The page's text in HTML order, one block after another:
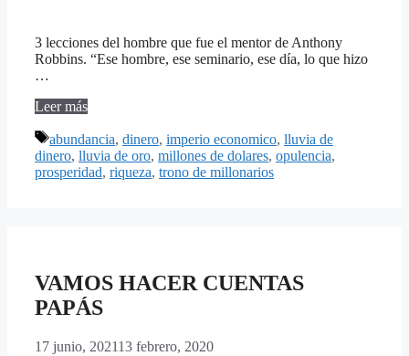
3 lecciones del hombre que fue el mentor de Anthony
Robbins. “Ese hombre, ese seminario, ese día, lo que hizo
…
Leer más
Etiquetas
abundancia, dinero, imperio economico, lluvia de
dinero, lluvia de oro, millones de dolares, opulencia,
prosperidad, riqueza, trono de millonarios
VAMOS HACER CUENTAS
PAPÁS
17 junio, 202113 febrero, 2020